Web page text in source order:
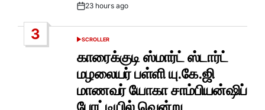
Post23 hours ago
3
POSTED
SCROLLER
காரைக்குடி ஸ்மார்ட் ஸ்டார்ட்
மழலையர் பள்ளி யு.கே.ஜி
மாணவர் யோகா சாம்பியன்ஷிப்
போட்டியில் வென்று